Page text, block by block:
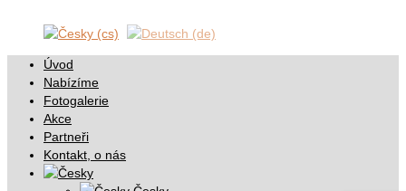
Úvod
Nabízíme
Fotogalerie
Akce
Partneři
Kontakt, o nás